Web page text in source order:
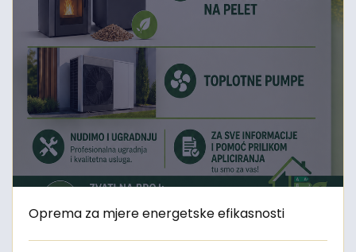
Oprema za mjere energetske efikasnosti